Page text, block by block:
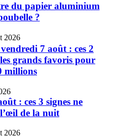
du papier aluminium
?
2026
7 août : ces 2
grands favoris pour
millions
: ces 3 signes ne
de la nuit
2026